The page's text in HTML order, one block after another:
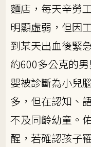
麵店，每天辛勞
明顯虛弱，但因
到某天出血後緊
約600多公克的
嬰被診斷為小兒
多，但在認知、
不及同齡幼童。
醒，若確認孩子